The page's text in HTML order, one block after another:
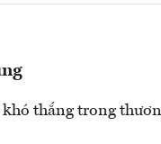
thắng trong